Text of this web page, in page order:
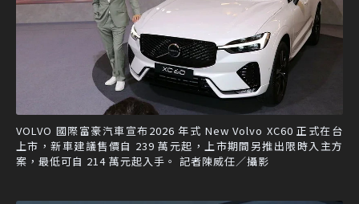
VOLVO 國際富豪汽車宣布2026 年式 New Volvo XC60 正式在台
上市，新車建議售價自 239 萬元起，上市期間另推出限時入主方
案，最低可自 214 萬元起入手。 記者陳威任／攝影